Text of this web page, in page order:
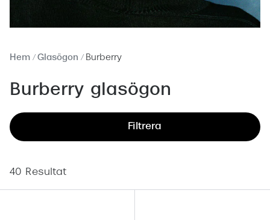
Hem Glasögon Burberry
Burberry glasögon
Filtrera
40 Resultat